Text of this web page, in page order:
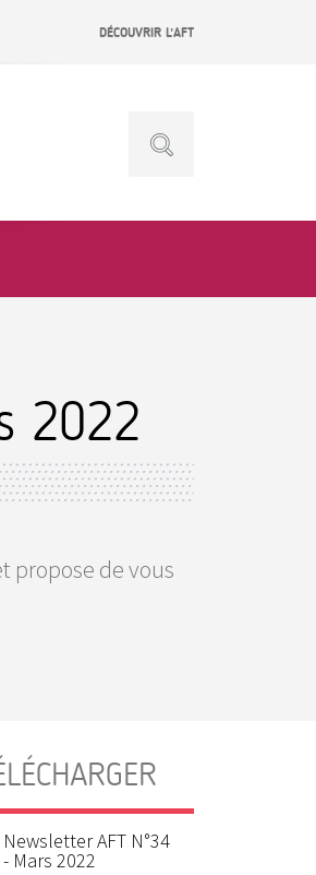
DÉCOUVRIR L’AFT
2022
propose de vous
Newsletter AFT N°34
- Mars 2022